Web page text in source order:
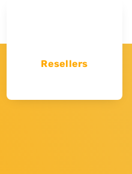
Resellers